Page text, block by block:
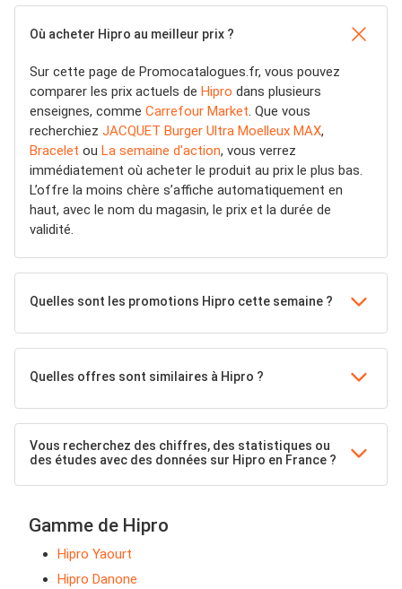
Où acheter Hipro au meilleur prix ?
Sur cette page de Promocatalogues.fr, vous pouvez
comparer les prix actuels de Hipro dans plusieurs
enseignes, comme Carrefour Market. Que vous
recherchiez JACQUET Burger Ultra Moelleux MAX,
Bracelet ou La semaine d'action, vous verrez
immédiatement où acheter le produit au prix le plus bas.
L’offre la moins chère s’affiche automatiquement en
haut, avec le nom du magasin, le prix et la durée de
validité.
Quelles sont les promotions Hipro cette semaine ?
Quelles offres sont similaires à Hipro ?
Vous recherchez des chiffres, des statistiques ou
des études avec des données sur Hipro en France ?
Gamme de Hipro
Hipro Yaourt
Hipro Danone